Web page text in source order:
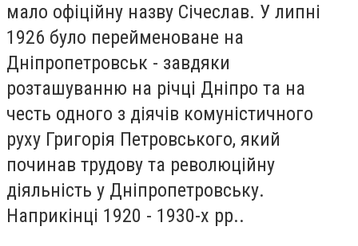
мало офіційну назву Січеслав. У липні
1926 було перейменоване на
Дніпропетровськ - завдяки
розташуванню на річці Дніпро та на
честь одного з діячів комуністичного
руху Григорія Петровського, який
починав трудову та революційну
діяльність у Дніпропетровську.
Наприкінці 1920 - 1930-х рр..